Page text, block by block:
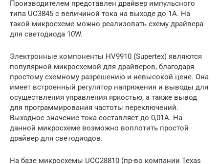
Производителем представлен драйвер импульсного
типа UC3845 с величиной тока на выходе до 1А. На
такой микросхеме можно реализовать схему драйвера
для светодиода 10W.
Электронные компоненты HV9910 (Supertex) являются
популярной микросхемой для драйверов, благодаря
простому схемному разрешению и невысокой цене. Она
имеет встроенный регулятор напряжения и выводы для
осуществления управления яркостью, а также вывод
для программирования частоты переключений.
Выходное значение тока составляет до 0,01А. На
данной микросхеме возможно воплотить простой
драйвер для светодиодов.
На базе микросхемы UCC28810 (пр-во компании Texas